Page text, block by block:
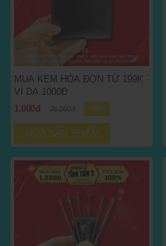
MUA KÈM HÓA ĐƠN TỪ 199K -
VÍ DA 1000Đ
1.000đ
-98%
MUA SẢN PHẨM